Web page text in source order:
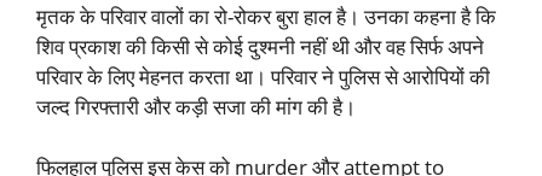
मृतक के परिवार वालों का रो-रोकर बुरा हाल है। उनका कहना है कि
शिव प्रकाश की किसी से कोई दुश्मनी नहीं थी और वह सिर्फ अपने
परिवार के लिए मेहनत करता था। परिवार ने पुलिस से आरोपियों की
जल्द गिरफ्तारी और कड़ी सजा की मांग की है।
फिलहाल पुलिस इस केस को murder और attempt to